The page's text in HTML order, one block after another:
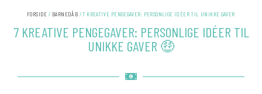
FORSIDE / BARNEDÅB / 7 KREATIVE PENGEGAVER: PERSONLIGE IDÉER TIL UNIKKE GAVER
7 KREATIVE PENGEGAVER: PERSONLIGE IDÉER TIL
UNIKKE GAVER 🤑